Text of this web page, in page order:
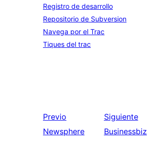
Registro de desarrollo
Repositorio de Subversion
Navega por el Trac
Tiques del trac
Previo
Newsphere
Siguiente
Businessbiz